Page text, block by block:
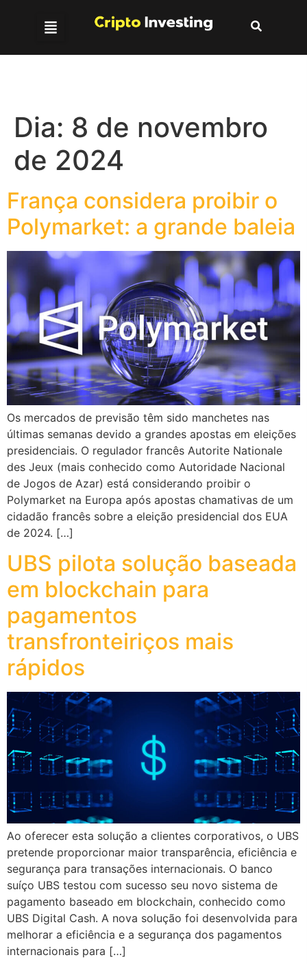
Dia: 8 de novembro
de 2024
França considera proibir o
Polymarket: a grande baleia
Os mercados de previsão têm sido manchetes nas
últimas semanas devido a grandes apostas em eleições
presidenciais. O regulador francês Autorite Nationale
des Jeux (mais conhecido como Autoridade Nacional
de Jogos de Azar) está considerando proibir o
Polymarket na Europa após apostas chamativas de um
cidadão francês sobre a eleição presidencial dos EUA
de 2024. […]
UBS pilota solução baseada
em blockchain para
pagamentos
transfronteiriços mais
rápidos
Ao oferecer esta solução a clientes corporativos, o UBS
pretende proporcionar maior transparência, eficiência e
segurança para transações internacionais. O banco
suíço UBS testou com sucesso seu novo sistema de
pagamento baseado em blockchain, conhecido como
UBS Digital Cash. A nova solução foi desenvolvida para
melhorar a eficiência e a segurança dos pagamentos
internacionais para […]